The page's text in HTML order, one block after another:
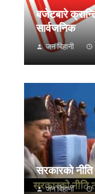
बजेटबारे
सार्वजनिक
जन बिहानी
सरकारको
जन बिहानी